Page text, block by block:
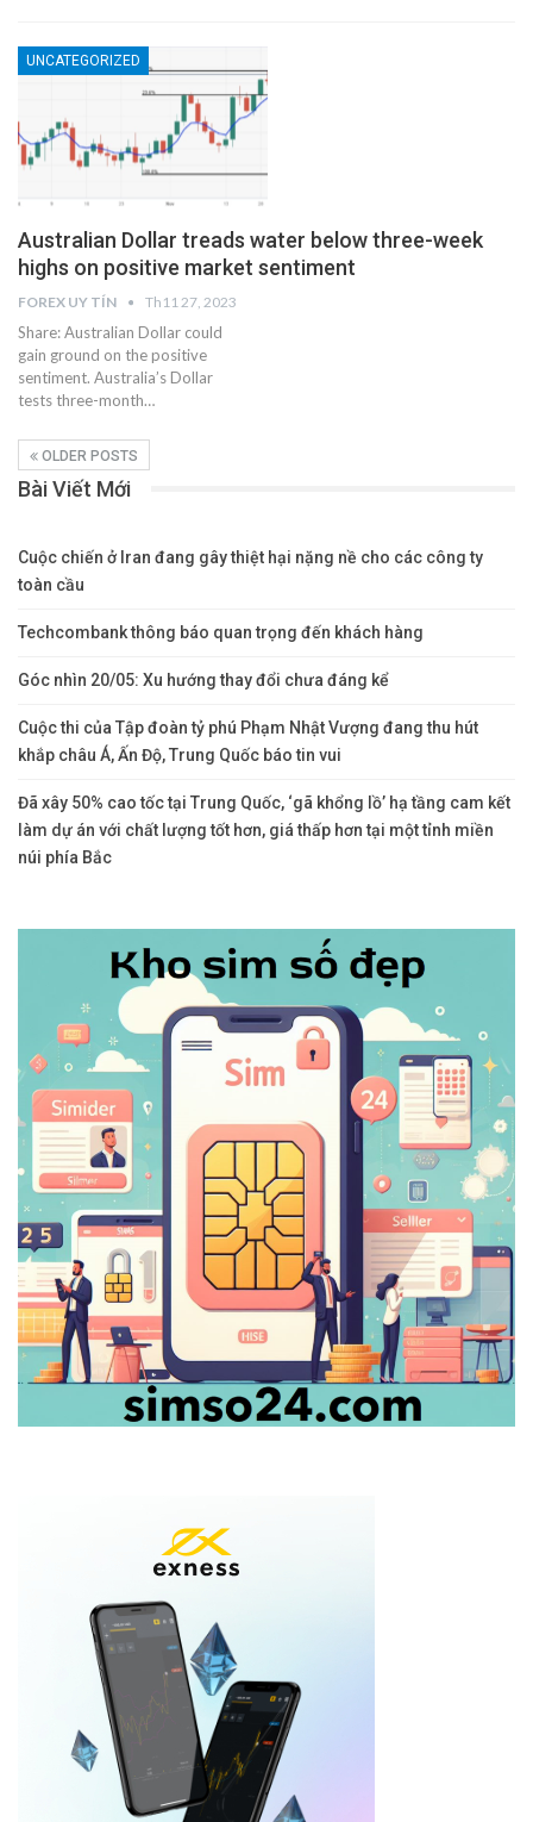
UNCATEGORIZED
Australian Dollar treads water below three-week
highs on positive market sentiment
FOREX UY TÍN Th11 27, 2023
Share: Australian Dollar could
gain ground on the positive
sentiment. Australia’s Dollar
tests three-month…
OLDER POSTS
Bài Viết Mới
Cuộc chiến ở Iran đang gây thiệt hại nặng nề cho các công ty
toàn cầu
Techcombank thông báo quan trọng đến khách hàng
Góc nhìn 20/05: Xu hướng thay đổi chưa đáng kể
Cuộc thi của Tập đoàn tỷ phú Phạm Nhật Vượng đang thu hút
khắp châu Á, Ấn Độ, Trung Quốc báo tin vui
Đã xây 50% cao tốc tại Trung Quốc, ‘gã khổng lồ’ hạ tầng cam kết
làm dự án với chất lượng tốt hơn, giá thấp hơn tại một tỉnh miền
núi phía Bắc